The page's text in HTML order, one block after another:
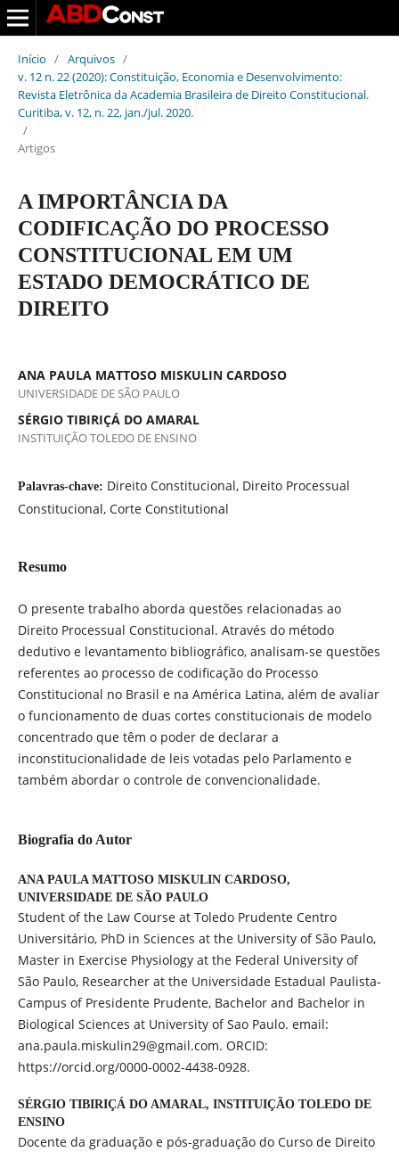
Início / Arquivos /
v. 12 n. 22 (2020): Constituição, Economia e Desenvolvimento:
Revista Eletrônica da Academia Brasileira de Direito Constitucional.
Curitiba, v. 12, n. 22, jan./jul. 2020.
/
Artigos
A IMPORTÂNCIA DA
CODIFICAÇÃO DO PROCESSO
CONSTITUCIONAL EM UM
ESTADO DEMOCRÁTICO DE
DIREITO
ANA PAULA MATTOSO MISKULIN CARDOSO
UNIVERSIDADE DE SÃO PAULO
SÉRGIO TIBIRIÇÁ DO AMARAL
INSTITUIÇÃO TOLEDO DE ENSINO
Palavras-chave: Direito Constitucional, Direito Processual
Constitucional, Corte Constitutional
Resumo
O presente trabalho aborda questões relacionadas ao
Direito Processual Constitucional. Através do método
dedutivo e levantamento bibliográfico, analisam-se questões
referentes ao processo de codificação do Processo
Constitucional no Brasil e na América Latina, além de avaliar
o funcionamento de duas cortes constitucionais de modelo
concentrado que têm o poder de declarar a
inconstitucionalidade de leis votadas pelo Parlamento e
também abordar o controle de convencionalidade.
Biografia do Autor
ANA PAULA MATTOSO MISKULIN CARDOSO,
UNIVERSIDADE DE SÃO PAULO
Student of the Law Course at Toledo Prudente Centro
Universitário, PhD in Sciences at the University of São Paulo,
Master in Exercise Physiology at the Federal University of
São Paulo, Researcher at the Universidade Estadual Paulista-
Campus of Presidente Prudente, Bachelor and Bachelor in
Biological Sciences at University of Sao Paulo. email:
ana.paula.miskulin29@gmail.com. ORCID:
https://orcid.org/0000-0002-4438-0928.
SÉRGIO TIBIRIÇÁ DO AMARAL, INSTITUIÇÃO TOLEDO DE
ENSINO
Docente da graduação e pós-graduação do Curso de Direito